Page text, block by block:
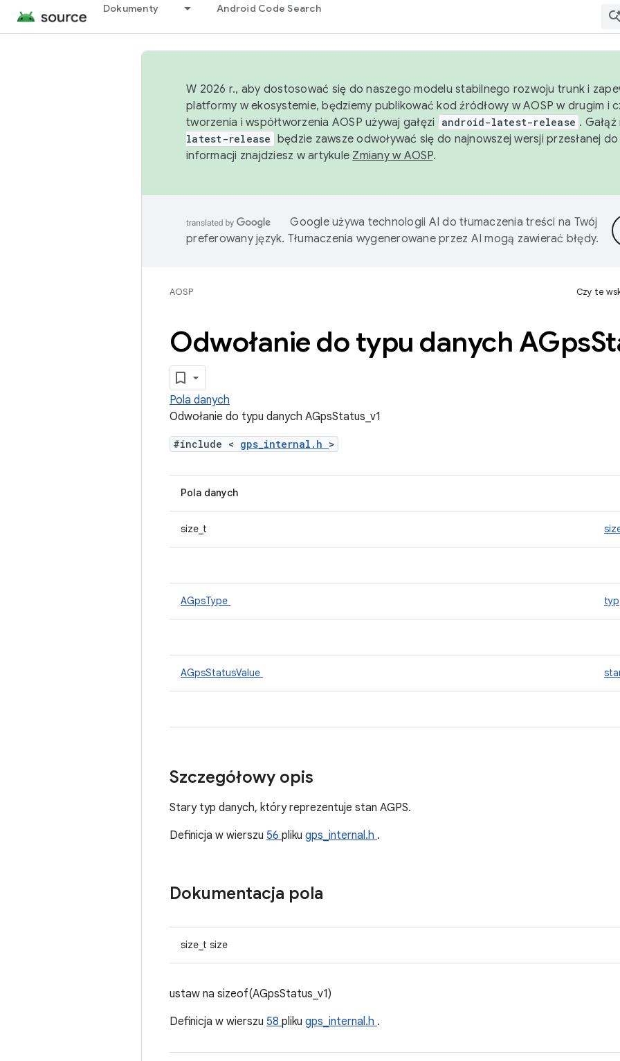
Dokumenty Android Code Search
W 2026 r., aby dostosować się do naszego modelu stabilnego rozwoju trunk i
platformy w ekosystemie, będziemy publikować kod źródłowy w AOSP w drugim i
tworzenia i współtworzenia AOSP używaj gałęzi
android-latest-release .
latest-release będzie zawsze odwoływać się do najnowszej wersji przesłanej do
informacji znajdziesz w artykule Zmiany w AOSP.
Google używa technologii AI do tłumaczenia treści na Twój
preferowany język. Tłumaczenia wygenerowane przez AI mogą zawierać błędy.
AOSP Czy te
Odwołanie do typu danych AGps
Pola danych
Odwołanie do typu danych AGpsStatus_v1
#include < gps_internal.h >
Pola danych
size_t
AGpsType typ
AGpsStatusValue
Szczegółowy opis
Stary typ danych, który reprezentuje stan AGPS.
Definicja w wierszu 56 pliku gps_internal.h .
Dokumentacja pola
size_t size
ustaw na sizeof(AGpsStatus_v1)
Definicja w wierszu 58 pliku gps_internal.h .